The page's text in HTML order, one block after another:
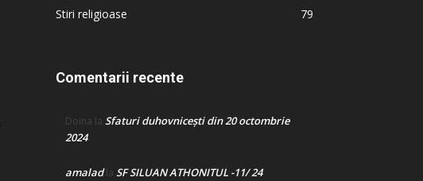
Stiri religioase
79
Comentarii recente
Doina la Sfaturi duhovnicești din 20 octombrie
2024
amaladla SF SILUAN ATHONITUL -11/ 24